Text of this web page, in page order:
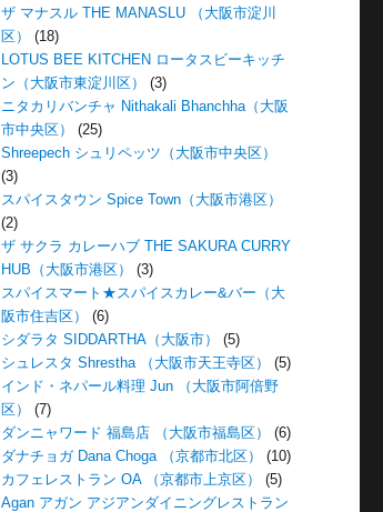
ザ マナスル THE MANASLU （大阪市淀川
区）
(18)
LOTUS BEE KITCHEN ロータスビーキッチ
ン（大阪市東淀川区）
(3)
ニタカリバンチャ Nithakali Bhanchha（大阪
市中央区）
(25)
Shreepech シュリペッツ（大阪市中央区）
(3)
スパイスタウン Spice Town（大阪市港区）
(2)
ザ サクラ カレーハブ THE SAKURA CURRY
HUB（大阪市港区）
(3)
スパイスマート★スパイスカレー&バー（大
阪市住吉区）
(6)
シダラタ SIDDARTHA（大阪市）
(5)
シュレスタ Shrestha （大阪市天王寺区）
(5)
インド・ネパール料理 Jun （大阪市阿倍野
区）
(7)
ダンニャワード 福島店 （大阪市福島区）
(6)
ダナチョガ Dana Choga （京都市北区）
(10)
カフェレストラン OA （京都市上京区）
(5)
Agan アガン アジアンダイニングレストラン